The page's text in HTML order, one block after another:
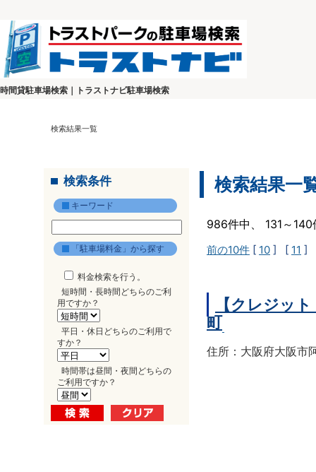
時間貸駐車場検索｜トラストナビ駐車場検索
検索結果一覧
検索条件
キーワード
「駐車場料金」から探す
料金検索を行う。
短時間・長時間どちらのご利
用ですか？
平日・休日どちらのご利用で
すか？
時間帯は昼間・夜間どちらの
ご利用ですか？
検索結果一
986件中、 131～
前の10件 [ 10 ] [ 11 ]
【クレジッ
町
住所：大阪府大阪市